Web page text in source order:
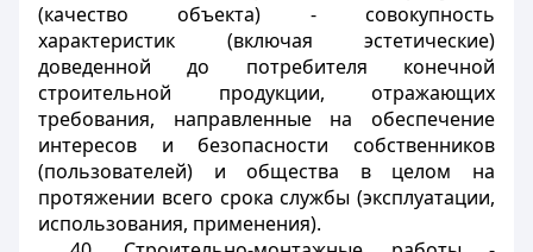
(качество объекта) - совокупность
характеристик (включая эстетические)
доведенной до потребителя конечной
строительной продукции, отражающих
требования, направленные на обеспечение
интересов и безопасности собственников
(пользователей) и общества в целом на
протяжении всего срока службы (эксплуатации,
использования, применения).